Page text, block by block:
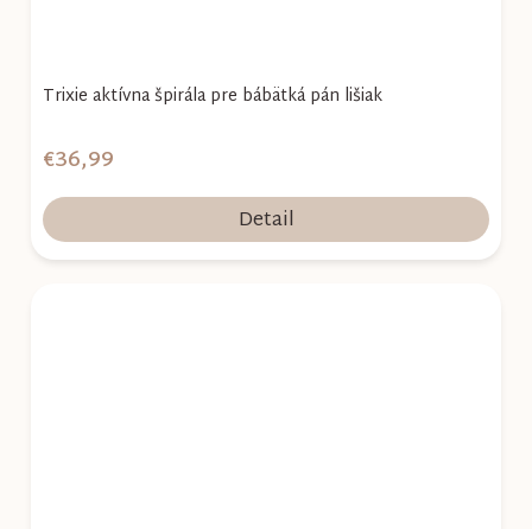
Trixie aktívna špirála pre bábätká pán lišiak
€36,99
Detail